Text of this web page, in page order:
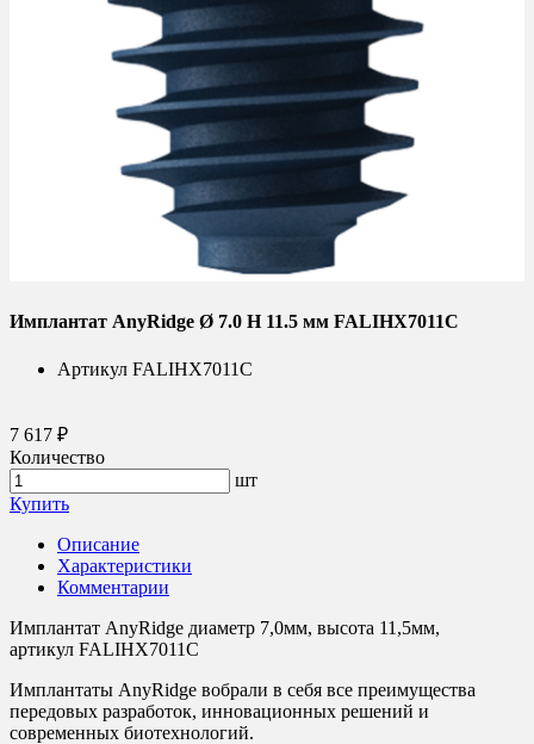
Имплантат AnyRidge Ø 7.0 H 11.5 мм FALIHX7011C
Артикул FALIHX7011C
7 617 ₽
Количество
шт
Купить
Описание
Характеристики
Комментарии
Имплантат AnyRidge диаметр 7,0мм, высота 11,5мм,
артикул FALIHX7011C
Имплантаты AnyRidge вобрали в себя все преимущества
передовых разработок, инновационных решений и
современных биотехнологий.